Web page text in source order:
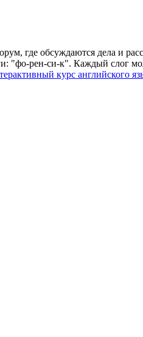
где обсуждаются дела и
"фо-рен-си-к". Каждый слог
курс английского